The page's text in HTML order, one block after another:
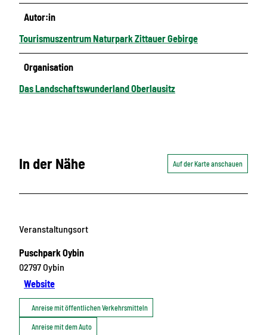
Autor:in
Tourismuszentrum Naturpark Zittauer Gebirge
Organisation
Das Landschaftswunderland Oberlausitz
In der Nähe Auf der Karte anschauen
Veranstaltungsort
Puschpark Oybin
02797Oybin
Website
Anreise mit öffentlichen Verkehrsmitteln
Anreise mit dem Auto